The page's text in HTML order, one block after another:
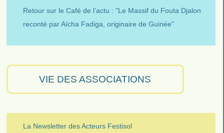
Retour sur le Café de l’actu : "Le Massif du Fouta Djalon
reconté par Aïcha Fadiga, originaire de Guinée"
VIE DES ASSOCIATIONS
La Newsletter des Acteurs Festisol